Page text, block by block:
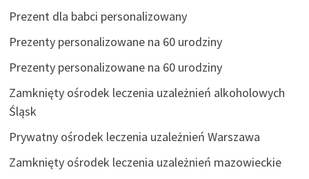
Prezent dla babci personalizowany
Prezenty personalizowane na 60 urodziny
Prezenty personalizowane na 60 urodziny
Zamknięty ośrodek leczenia uzależnień alkoholowych
Śląsk
Prywatny ośrodek leczenia uzależnień Warszawa
Zamknięty ośrodek leczenia uzależnień mazowieckie